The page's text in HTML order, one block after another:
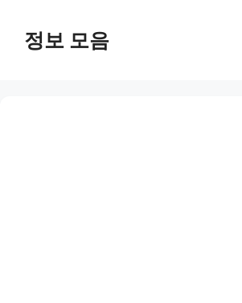
content정보 모음